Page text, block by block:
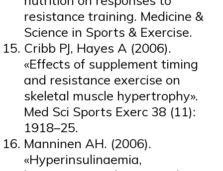
resistance training. Medicine &
Science in Sports & Exercise.
Cribb PJ, Hayes A (2006).
«Effects of supplement timing
and resistance exercise on
skeletal muscle hypertrophy».
Med Sci Sports Exerc 38 (11):
1918–25.
Manninen AH. (2006).
«Hyperinsulinaemia,